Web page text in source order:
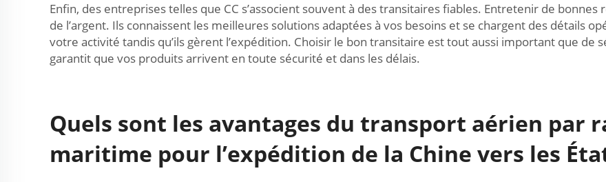
Enfin, des entreprises telles que CC s’associent souvent à des transitaires fiables. Entretenir de
de l’argent. Ils connaissent les meilleures solutions adaptées à vos besoins et se chargent des détails
votre activité tandis qu’ils gèrent l’expédition. Choisir le bon transitaire est tout aussi important que de
garantit que vos produits arrivent en toute sécurité et dans les délais.
Quels sont les avantages du transport aérien par
maritime pour l’expédition de la Chine vers les